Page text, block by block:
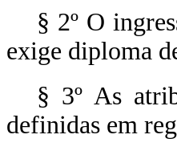
§ 2º O
exige diploma
§ 3º As
definidas em